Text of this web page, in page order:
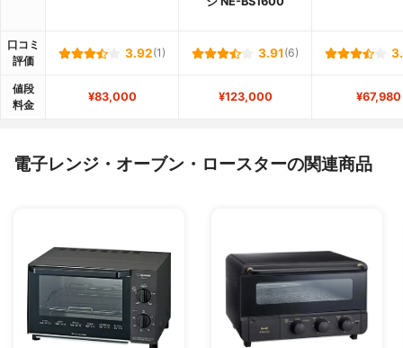
口コミ
評価
3.92(1) 3.91 (6)
値段
料金
¥83,000 ¥123,000 ¥67,980
電子レンジ・オーブン・ロースターの関連商品